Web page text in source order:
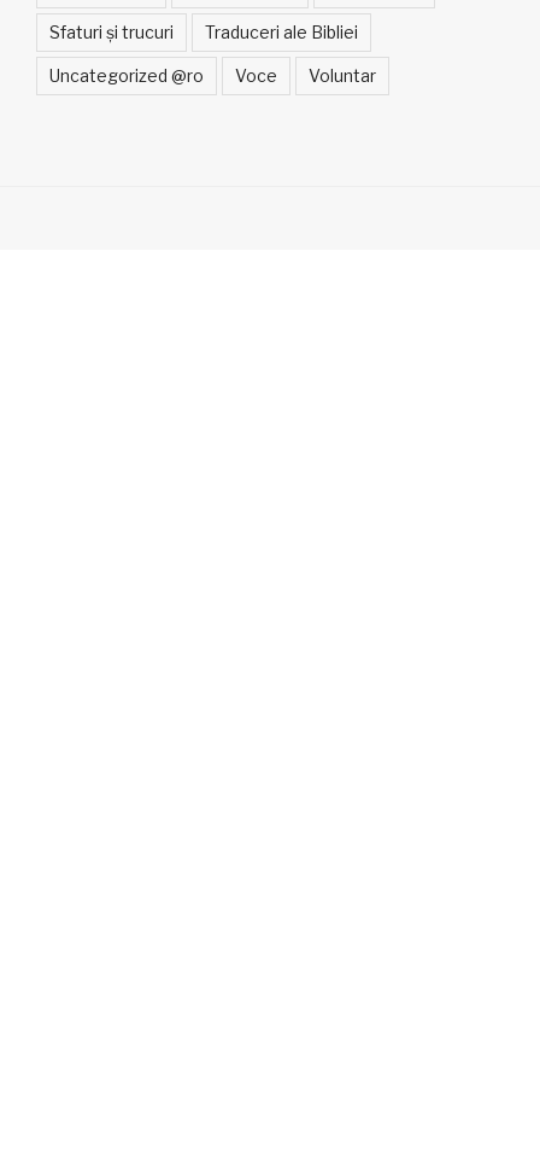
Sfaturi și trucuri Traduceri ale Bibliei
Uncategorized @ro Voce Voluntar